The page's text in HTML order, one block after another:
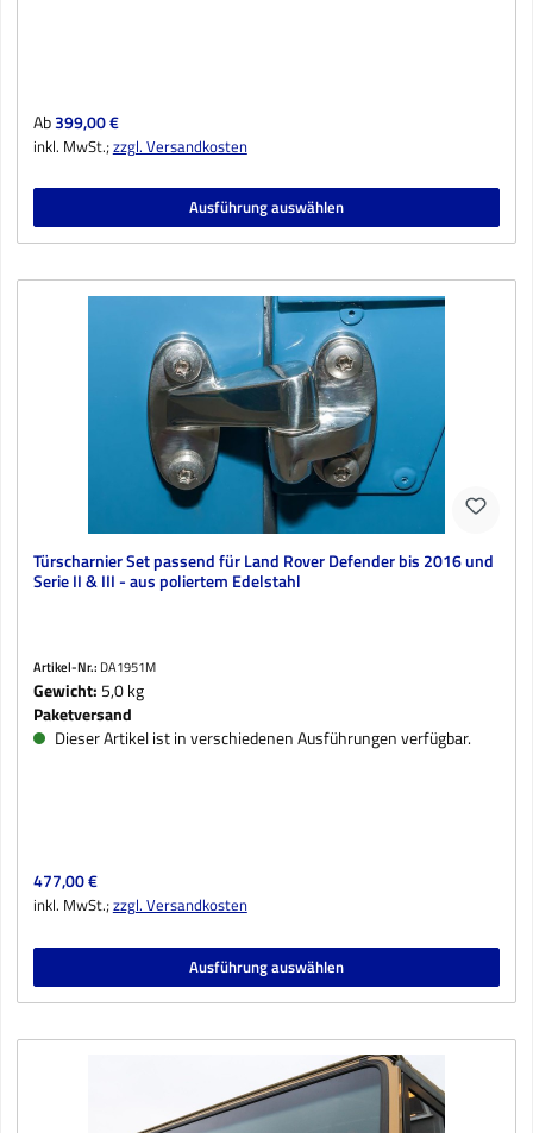
Regulärer Preis:
Ab399,00 €
inkl. MwSt.;zzgl. Versandkosten
Ausführung auswählen
Türscharnier Set passend für Land Rover Defender bis 2016 und
Serie II & III - aus poliertem Edelstahl
Artikel-Nr.: DA1951M
Gewicht: 5,0 kg
Paketversand
Dieser Artikel ist in verschiedenen Ausführungen verfügbar.
Regulärer Preis:
477,00 €
inkl. MwSt.;zzgl. Versandkosten
Ausführung auswählen